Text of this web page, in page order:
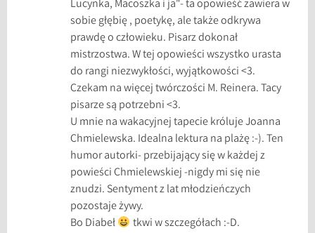
Lucynka, Macoszka i ja"- ta opowieść zawiera w
sobie głębię , poetykę, ale także odkrywa
prawdę o człowieku. Pisarz dokonał
mistrzostwa. W tej opowieści wszystko urasta
do rangi niezwykłości, wyjątkowości <3.
Czekam na więcej twórczości M. Reinera. Tacy
pisarze są potrzebni <3.
U mnie na wakacyjnej tapecie króluje Joanna
Chmielewska. Idealna lektura na plażę :-). Ten
humor autorki- przebijający się w każdej z
powieści Chmielewskiej -nigdy mi się nie
znudzi. Sentyment z lat młodzieńczych
pozostaje żywy.
Bo Diabeł
tkwi w szczegółach :-D.